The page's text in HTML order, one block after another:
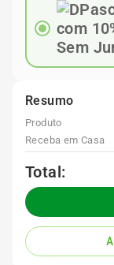
Resumo
Produto
Receba em Casa
Total: